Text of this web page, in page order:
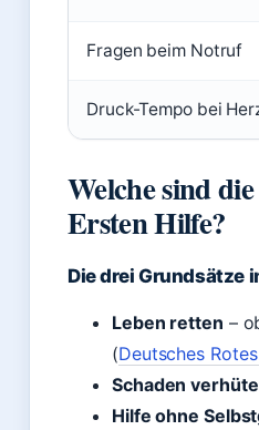
Fragen beim Notruf
Druck-Tempo bei
Welche sind
Ersten Hilfe?
Die drei Grundsätze
Leben retten –
(Deutsches
Schaden
Hilfe ohne